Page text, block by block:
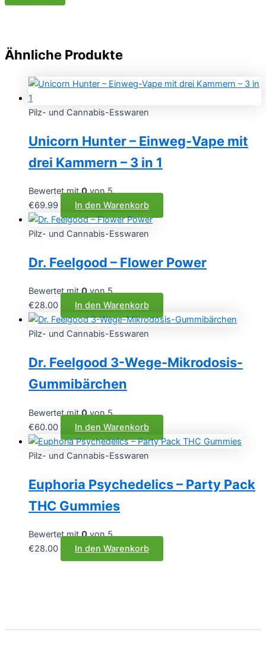
Ähnliche Produkte
Pilz- und Cannabis-Esswaren
Unicorn Hunter – Einweg-Vape mit
drei Kammern – 3 in 1
Bewertet mit0von 5
€69.99 In den Warenkorb
Pilz- und Cannabis-Esswaren
Dr. Feelgood – Flower Power
Bewertet mit0von 5
€28.00 In den Warenkorb
Pilz- und Cannabis-Esswaren
Dr. Feelgood 3-Wege-Mikrodosis-
Gummibärchen
Bewertet mit0von 5
€60.00 In den Warenkorb
Pilz- und Cannabis-Esswaren
Euphoria Psychedelics – Party Pack
THC Gummies
Bewertet mit0von 5
€28.00 In den Warenkorb